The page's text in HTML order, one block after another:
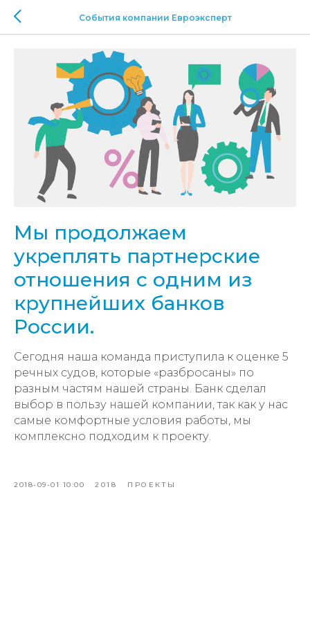
События компании Евроэксперт
Мы продолжаем
укреплять партнерские
отношения с одним из
крупнейших банков
России.
Сегодня наша команда приступила к оценке 5
речных судов, которые «разбросаны» по
разным частям нашей страны. Банк сделал
выбор в пользу нашей компании, так как у нас
самые комфортные условия работы, мы
комплексно подходим к проекту.
2018-09-01 10:00 2018 ПРОЕКТЫ